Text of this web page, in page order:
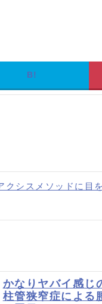
B!
クシスメソッドに目
かなりヤバイ感じ
柱管狭窄症による